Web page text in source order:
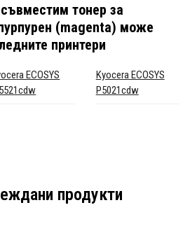
тонер за
(magenta) може
принтери
ECOSYS
Kyocera ECOSYS
P5021cdw
продукти